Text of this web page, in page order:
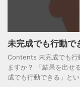
未完成でも行動で
Contents 未完成でも行
ますか？ 「結果を出せ
成でも行動できる」と